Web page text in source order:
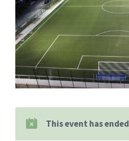
This event has ended